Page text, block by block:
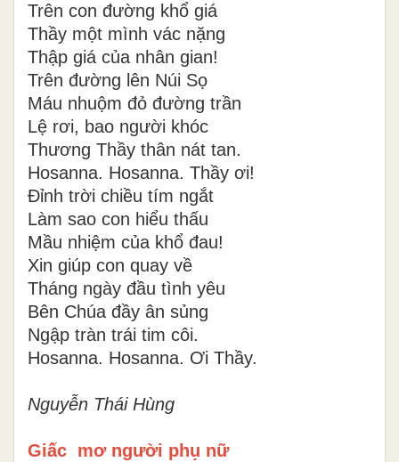
Trên con đường khổ giá
Thầy một mình vác nặng
Thập giá của nhân gian!
Trên đường lên Núi Sọ
Máu nhuộm đỏ đường trần
Lệ rơi, bao người khóc
Thương Thầy thân nát tan.
Hosanna. Hosanna. Thầy ơi!
Đỉnh trời chiều tím ngắt
Làm sao con hiểu thấu
Mầu nhiệm của khổ đau!
Xin giúp con quay về
Tháng ngày đầu tình yêu
Bên Chúa đầy ân sủng
Ngập tràn trái tim côi.
Hosanna. Hosanna. Ơi Thầy.
Nguyễn Thái Hùng
Giấc mơ người phụ nữ